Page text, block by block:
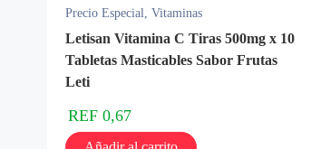
Precio Especial, Vitaminas
Letisan Vitamina C Tiras 500mg x 10
Tabletas Masticables Sabor Frutas
Leti
REF 0,67